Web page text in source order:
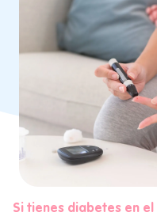
Si tienes diabetes en